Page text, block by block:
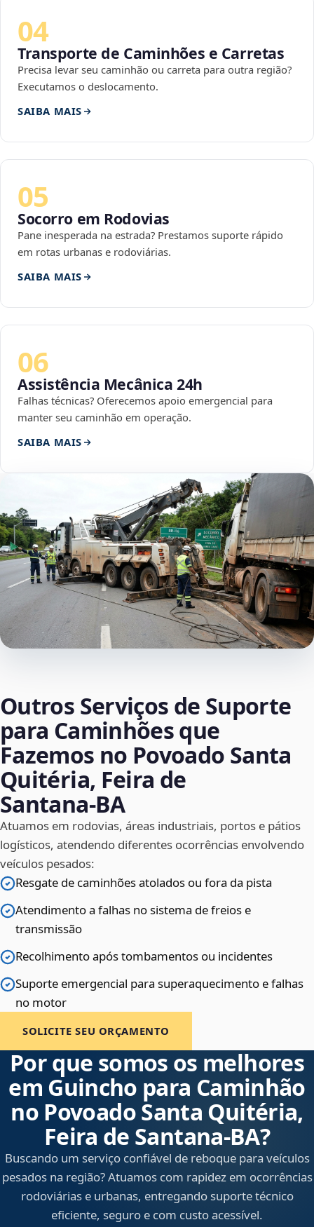
04
Transporte de Caminhões e Carretas
Precisa levar seu caminhão ou carreta para outra região?
Executamos o deslocamento.
SAIBA MAIS
05
Socorro em Rodovias
Pane inesperada na estrada? Prestamos suporte rápido
em rotas urbanas e rodoviárias.
SAIBA MAIS
06
Assistência Mecânica 24h
Falhas técnicas? Oferecemos apoio emergencial para
manter seu caminhão em operação.
SAIBA MAIS
Outros Serviços de Suporte
para Caminhões que
Fazemos no Povoado Santa
Quitéria, Feira de
Santana‑BA
Atuamos em rodovias, áreas industriais, portos e pátios
logísticos, atendendo diferentes ocorrências envolvendo
veículos pesados:
Resgate de caminhões atolados ou fora da pista
Atendimento a falhas no sistema de freios e
transmissão
Recolhimento após tombamentos ou incidentes
Suporte emergencial para superaquecimento e falhas
no motor
SOLICITE SEU ORÇAMENTO
Por que somos os melhores
em Guincho para Caminhão
no Povoado Santa Quitéria,
Feira de Santana‑BA?
Buscando um serviço confiável de reboque para veículos
pesados na região? Atuamos com rapidez em ocorrências
rodoviárias e urbanas, entregando suporte técnico
eficiente, seguro e com custo acessível.